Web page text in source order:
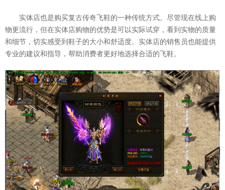
实体店也是购买复古传奇飞鞋的一种传统方式。尽管现在线上购
物更流行，但在实体店购物的优势是可以实际试穿，看到实物的质量
和细节，切实感受到鞋子的大小和舒适度。实体店的销售员也能提供
专业的建议和指导，帮助消费者更好地选择合适的飞鞋。